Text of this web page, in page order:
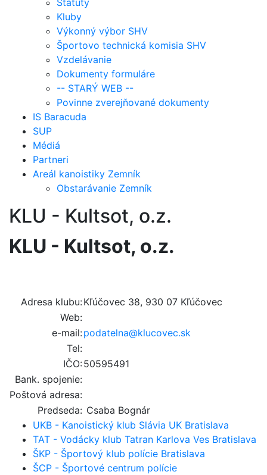
Kluby
Výkonný výbor SHV
Športovo technická komisia SHV
Vzdelávanie
Dokumenty formuláre
-- STARÝ WEB --
Povinne zverejňované dokumenty
IS Baracuda
SUP
Médiá
Partneri
Areál kanoistiky Zemník
Obstarávanie Zemník
KLU - Kultsot, o.z.
KLU - Kultsot, o.z.
Adresa klubu:Kľúčovec 38, 930 07 Kľúčovec
Web:
e-mail:podatelna@klucovec.sk
Tel:
IČO:50595491
Bank. spojenie:
Poštová adresa:
Predseda: Csaba Bognár
UKB - Kanoistický klub Slávia UK Bratislava
TAT - Vodácky klub Tatran Karlova Ves Bratislava
ŠKP - Športový klub polície Bratislava
ŠCP - Športové centrum polície